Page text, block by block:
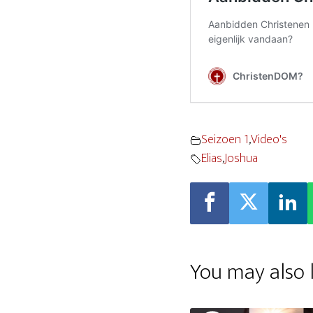
Seizoen 1,Video's
Elias,Joshua
You may also